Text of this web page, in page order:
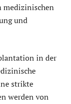
medizinischen
und
in der
strikte
werden von